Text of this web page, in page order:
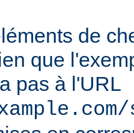
de
que
pas à l'URL